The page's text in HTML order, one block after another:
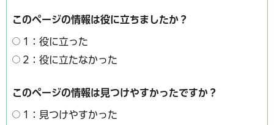
このページの情報は役に立ちましたか？
1：役に立った
2：役に立たなかった
このページの情報は見つけやすかったですか？
1：見つけやすかった